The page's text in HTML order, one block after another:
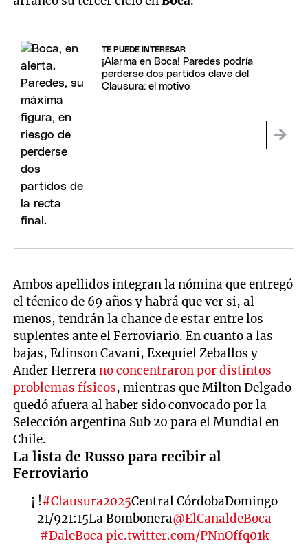
TE PUEDE INTERESAR
¡Alarma en Boca! Paredes podría
perderse dos partidos clave del
Clausura: el motivo
Ambos apellidos integran la nómina que entregó
el técnico de 69 años y habrá que ver si, al
menos, tendrán la chance de estar entre los
suplentes ante el Ferroviario. En cuanto a las
bajas, Edinson Cavani, Exequiel Zeballos y
Ander Herrerano concentraron por distintos
problemas físicos, mientras que Milton Delgado
quedó afuera al haber sido convocado por la
Selección argentina Sub 20 para el Mundial en
Chile.
La lista de Russo para recibir al
Ferroviario
¡ !#Clausura2025Central CórdobaDomingo
21/921:15La Bombonera@ElCanaldeBoca
#DaleBoca pic.twitter.com/PNnOffq01k